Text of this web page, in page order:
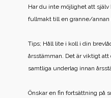
Har du inte möjlighet att
fullmakt till en granne/annan
Tips; Håll lite i koll i din
årsstämman. Det är viktigt
samtliga underlag innan
Önskar en fin fortsättning på